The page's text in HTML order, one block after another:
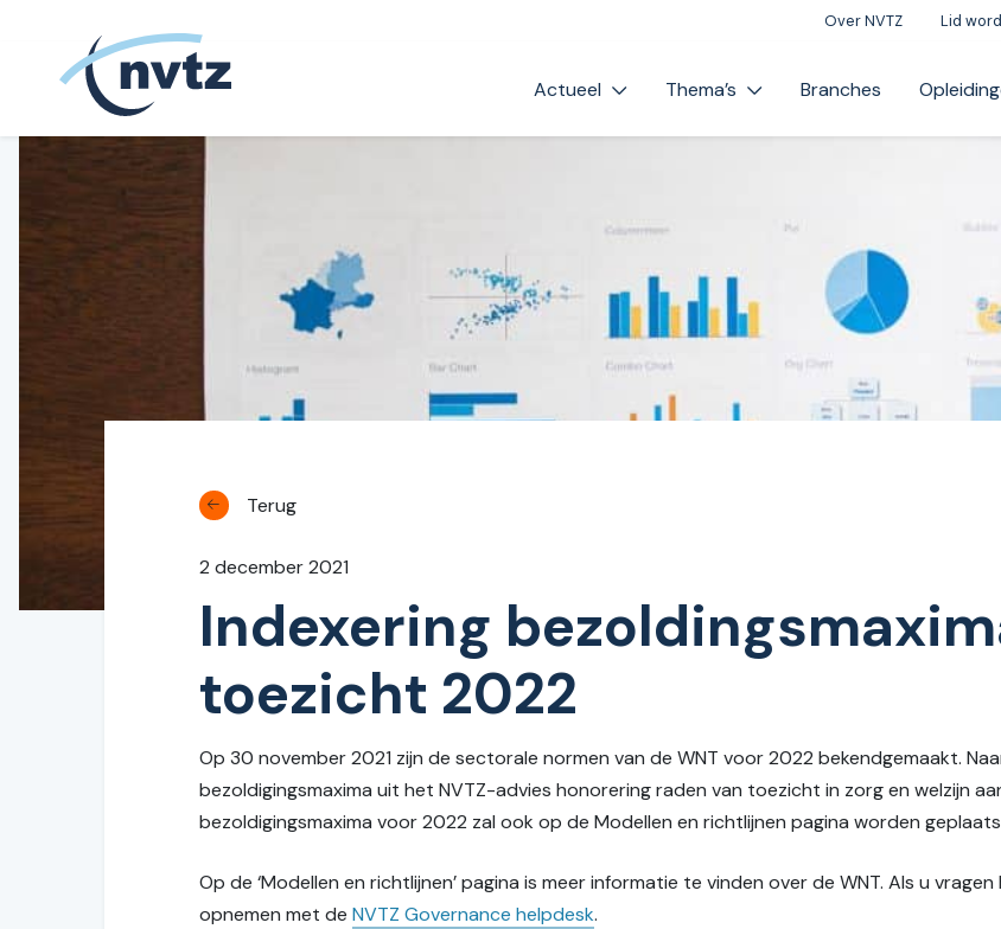
Over NVTZ Lid
NVTZ
Actueel Thema’s Branches
Terug
2 december 2021
Indexering
toezicht 2022
Op 30 november 2021 zijn de sectorale normen van de WNT voor 2022 bekendgemaakt.
bezoldigingsmaxima uit het NVTZ-advies honorering raden van toezicht in zorg en welzijn
bezoldigingsmaxima voor 2022 zal ook op de Modellen en richtlijnen pagina worden
Op de ‘Modellen en richtlijnen’ pagina is meer informatie te vinden over de WNT. Als u
opnemen met de NVTZ Governance helpdesk.